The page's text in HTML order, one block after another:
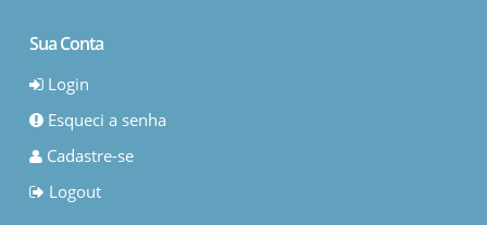
Sua Conta
Login
Esqueci a senha
Cadastre-se
Logout